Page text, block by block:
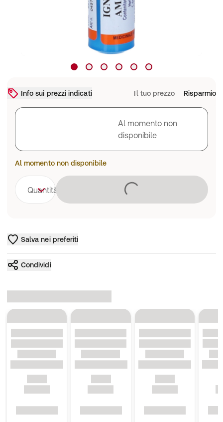
Info sui prezzi indicati Il tuo prezzo Risparmio
Al momento non
disponibile
Al momento non disponibile
Quantità
Salva nei preferiti
Condividi